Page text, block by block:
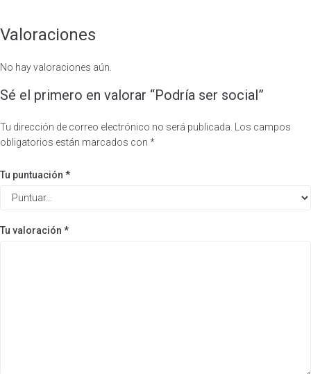
Valoraciones
No hay valoraciones aún.
Sé el primero en valorar “Podría ser social”
Tu dirección de correo electrónico no será publicada. Los campos
obligatorios están marcados con *
Tu puntuación *
Tu valoración *